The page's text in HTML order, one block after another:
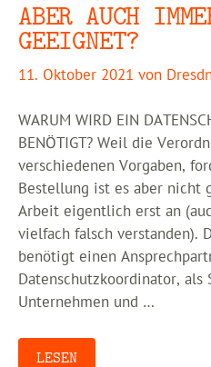
ABER AUCH
GEEIGNET?
11. Oktober 2021 von
WARUM WIRD EIN
BENÖTIGT? Weil die
verschiedenen Vorgaben,
Bestellung ist es aber nicht
Arbeit eigentlich erst an
vielfach falsch verstanden).
benötigt einen
Datenschutzkoordinator,
Unternehmen und …
LESEN